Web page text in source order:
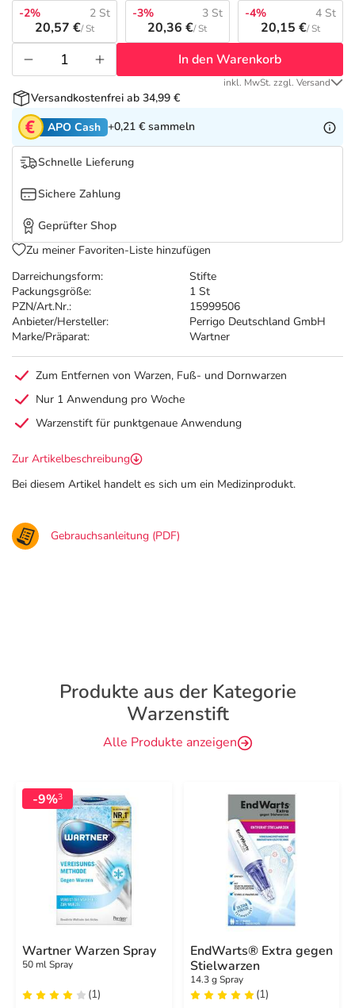
Tierapotheke
Vitamine & Mineralstoffe
Marken
Salus Deals
Darreichungsform:
Stifte
Packungsgröße:
1 St
PZN/Art.Nr.:
15999506
Anbieter/Hersteller:
Perrigo Deutschland GmbH
Marke/Präparat:
Wartner
-2%
2 St
20,57 €/ St
-3% 3 St
20,36 €/ St
-4% 4 St
20,15 €/ St
In den Warenkorb
inkl. MwSt. zzgl. Versand
Versandkostenfrei ab 34,99 €
APO Cash +0,21 € sammeln
Schnelle Lieferung
Sichere Zahlung
Geprüfter Shop
Zu meiner Favoriten-Liste hinzufügen
Zum Entfernen von Warzen, Fuß- und Dornwarzen
Nur 1 Anwendung pro Woche
Warzenstift für punktgenaue Anwendung
Zur Artikelbeschreibung
Bei diesem Artikel handelt es sich um ein Medizinprodukt.
Gebrauchsanleitung (PDF)
Produkte aus der Kategorie
Warzenstift
Alle Produkte anzeigen
-9%3
Wartner Warzen Spray
50 ml Spray
(1)
EndWarts® Extra gegen
Stielwarzen
14.3 g Spray
(1)